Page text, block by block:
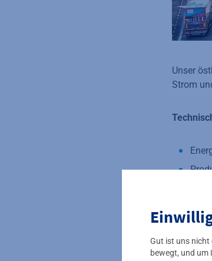
Gut ist uns nicht
bewegt, und um
Unser
Strom